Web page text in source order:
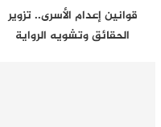
قوانين إعدام الأسرى.. تزوير
الحقائق وتشويه الرواية